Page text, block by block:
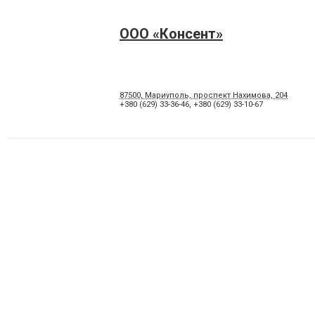
ООО «Консент»
87500, Мариуполь, проспект Нахимова, 204
+380 (629) 33-36-46, +380 (629) 33-10-67